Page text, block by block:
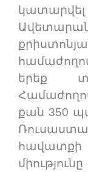
երեք
քան 350